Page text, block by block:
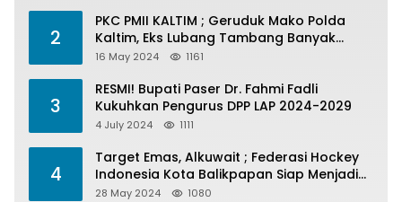
2
PKC PMII KALTIM ; Geruduk Mako Polda
Kaltim, Eks Lubang Tambang Banyak
Menelan Korban
16 May 2024 1161
3
RESMI! Bupati Paser Dr. Fahmi Fadli
Kukuhkan Pengurus DPP LAP 2024-2029
4 July 2024 1111
4
Target Emas, Alkuwait ; Federasi Hockey
Indonesia Kota Balikpapan Siap Menjadi
Barometer Prestasi Di Kaltim
28 May 2024 1080